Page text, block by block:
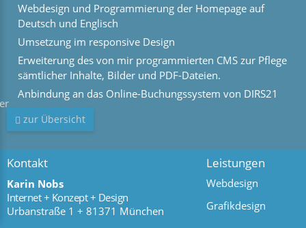
Webdesign und Programmierung der Homepage auf
Deutsch und Englisch
Umsetzung im responsive Design
Erweiterung des von mir programmierten CMS zur Pflege
sämtlicher Inhalte, Bilder und PDF-Dateien.
Anbindung an das Online-Buchungssystem von DIRS21
zur Übersicht
Kontakt
Karin Nobs
Internet + Konzept + Design
Urbanstraße 1 + 81371 München
Leistungen
Webdesign
Grafikdesign